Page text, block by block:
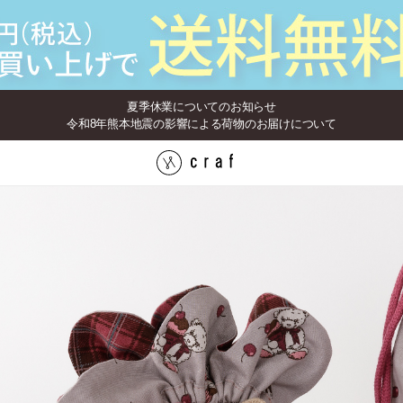
夏季休業についてのお知らせ
令和8年熊本地震の影響による荷物のお届けについて